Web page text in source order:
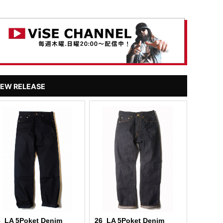
RELEASE
5Poket Denim 26_LA 5Poket Denim